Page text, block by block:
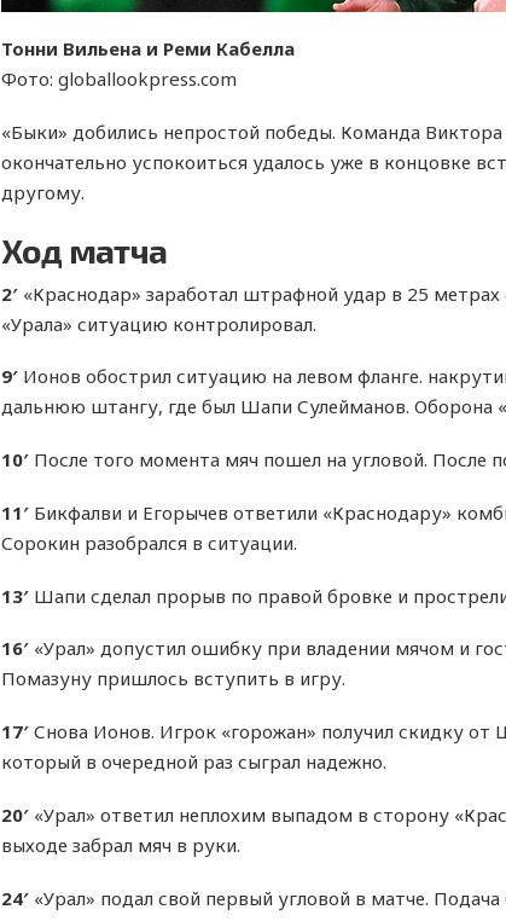
Тонни Вильена и Реми Кабелла
Фото: globallookpress.com
«Быки» добились непростой победы. Команда
окончательно успокоиться удалось уже в концовке
другому.
Ход матча
2′ «Краснодар» заработал штрафной удар в 25
«Урала» ситуацию контролировал.
9′ Ионов обострил ситуацию на левом фланге.
дальнюю штангу, где был Шапи Сулейманов. Оборона
10′ После того момента мяч пошел на угловой. После
11′ Бикфалви и Егорычев ответили «Краснодару»
Сорокин разобрался в ситуации.
13′ Шапи сделал прорыв по правой бровке и
16′ «Урал» допустил ошибку при владении мячом и
Помазуну пришлось вступить в игру.
17′ Снова Ионов. Игрок «горожан» получил скидку
который в очередной раз сыграл надежно.
20′ «Урал» ответил неплохим выпадом в сторону
выходе забрал мяч в руки.
24′ «Урал» подал свой первый угловой в матче. Подача